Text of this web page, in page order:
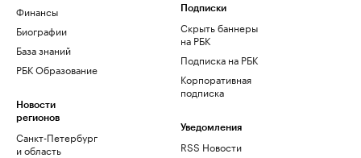
Финансы
Биографии
База знаний
РБК Образование
Новости
регионов
Санкт-Петербург
и область
Подписки
Скрыть баннеры
на РБК
Подписка на РБК
Корпоративная
подписка
Уведомления
RSS Новости